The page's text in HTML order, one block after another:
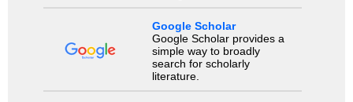
Google Scholar
Google Scholar provides a
simple way to broadly
search for scholarly
literature.